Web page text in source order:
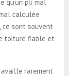
qu’un pli mal
calculée
ce sont souvent
toiture fiable et
rarement